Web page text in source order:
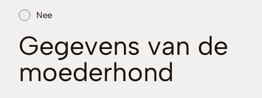
Nee
Gegevens van de
moederhond